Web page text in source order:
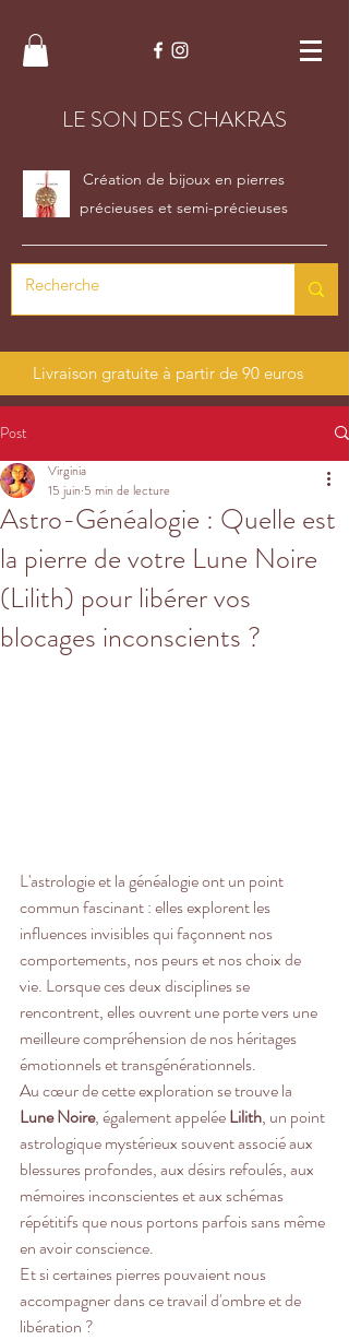
LE SON DES CHAKRAS
Création de bijoux en pierres
précieuses et semi-précieuses
Livraison gratuite à partir de 90 euros
Post
Astro-Généalogie : Quelle est
la pierre de votre Lune Noire
(Lilith) pour libérer vos
blocages inconscients ?
Virginia
15 juin 5 min de lecture
L'astrologie et la généalogie ont un point
commun fascinant : elles explorent les
influences invisibles qui façonnent nos
comportements, nos peurs et nos choix de
vie. Lorsque ces deux disciplines se
rencontrent, elles ouvrent une porte vers une
meilleure compréhension de nos héritages
émotionnels et transgénérationnels.
Au cœur de cette exploration se trouve la
Lune Noire, également appelée Lilith, un point
astrologique mystérieux souvent associé aux
blessures profondes, aux désirs refoulés, aux
mémoires inconscientes et aux schémas
répétitifs que nous portons parfois sans même
en avoir conscience.
Et si certaines pierres pouvaient nous
accompagner dans ce travail d'ombre et de
libération ?